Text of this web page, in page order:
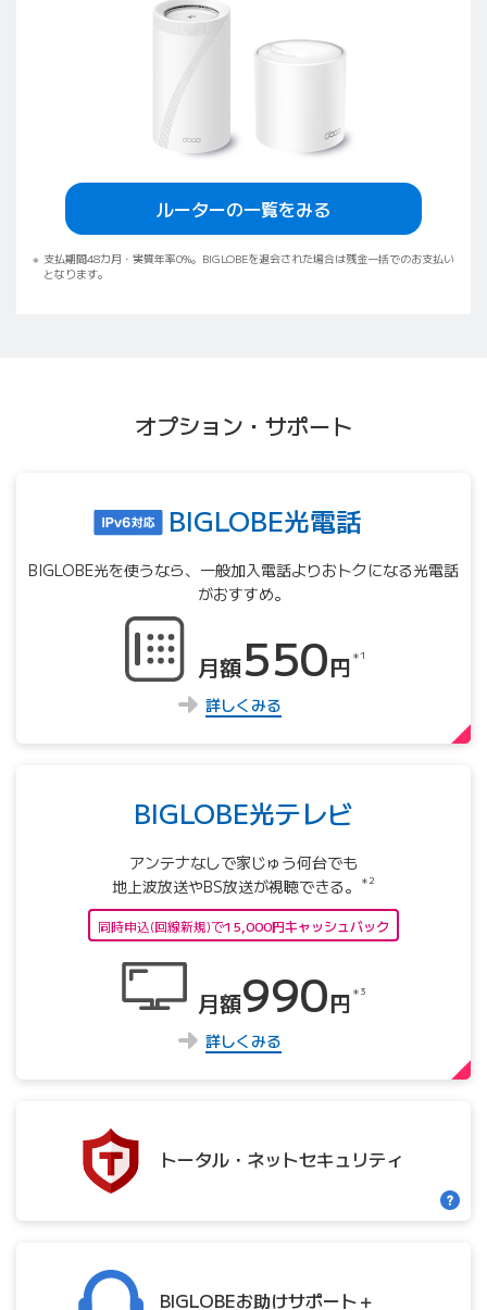
ルーターの一覧をみる
支払期間48カ月・実質年率0%。BIGLOBEを退会された場合は残金一括でのお支払い
となります。
オプション・サポート
BIGLOBE光電話
BIGLOBE光を使うなら、⼀般加⼊電話よりおトクになる光電話
がおすすめ。
月額550円 ＊1
詳しくみる
BIGLOBE光テレビ
アンテナなしで家じゅう何台でも
地上波放送やBS放送が視聴できる。
＊2
同時申込(回線新規)で15,000円キャッシュバック
月額990円 ＊3
詳しくみる
トータル・ ネットセキュリティ
BIGLOBEお助けサポート＋